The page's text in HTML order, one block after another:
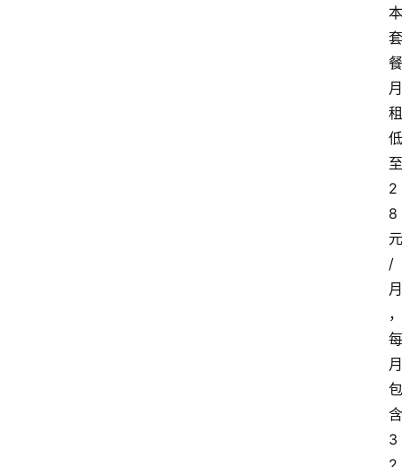
本
套
餐
月
租
低
至
2
8
元
/
月
，
每
月
包
含
3